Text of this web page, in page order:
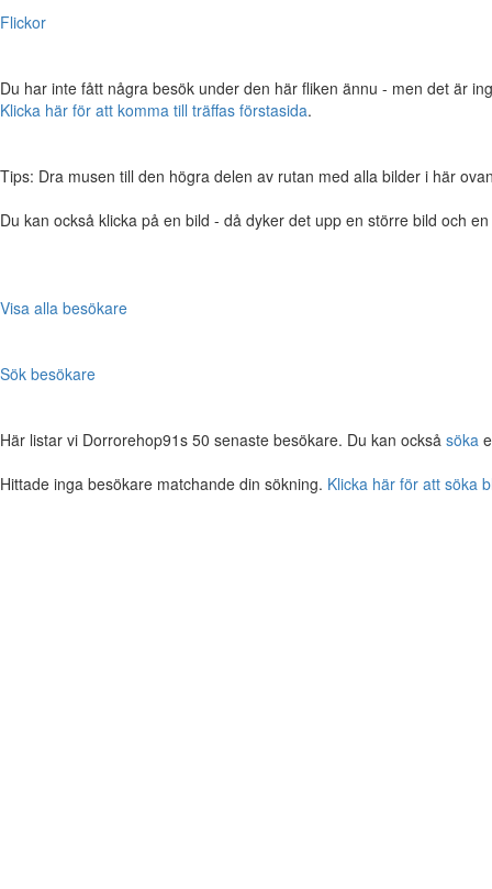
Flickor
Du har inte fått några besök under den här fliken ännu - men det är
Klicka här för att komma till träffas förstasida.
Tips: Dra musen till den högra delen av rutan med alla bilder i här
Du kan också klicka på en bild - då dyker det upp en större bild och
Visa alla besökare
Sök besökare
Här listar vi Dorrorehop91s 50 senaste besökare. Du kan också söka
Hittade inga besökare matchande din sökning. Klicka här för att söka